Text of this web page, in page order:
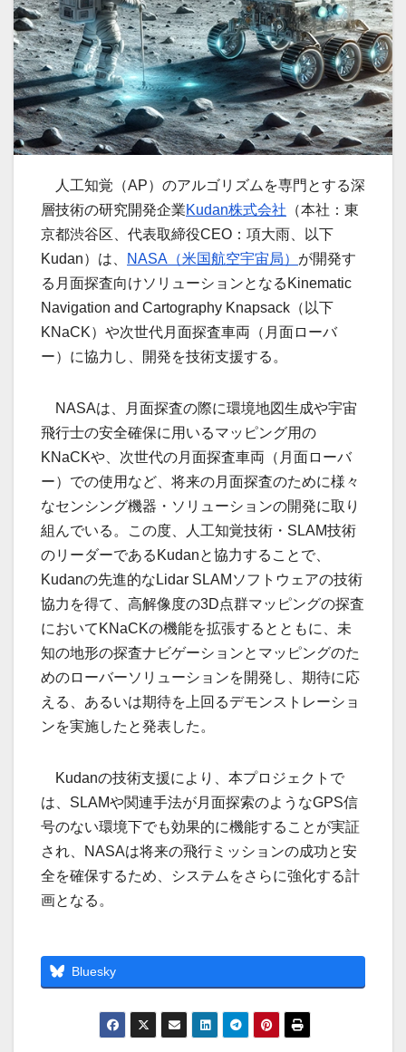
人工知覚（AP）のアルゴリズムを専門とする深
層技術の研究開発企業Kudan株式会社 （本社：東
京都渋谷区、代表取締役CEO：項大雨、以下
Kudan）は、
NASA（米国航空宇宙局） が開発す
る月面探査向けソリューションとなるKinematic
Navigation and Cartography Knapsack（以下
KNaCK）や次世代月面探査車両（月面ローバ
ー）に協力し、開発を技術支援する。
NASAは、月面探査の際に環境地図生成や宇宙
飛行士の安全確保に用いるマッピング用の
KNaCKや、次世代の月面探査車両（月面ローバ
ー）での使用など、将来の月面探査のために様々
なセンシング機器・ソリューションの開発に取り
組んでいる。この度、人工知覚技術・SLAM技術
のリーダーであるKudanと協力することで、
Kudanの先進的なLidar SLAMソフトウェアの技術
協力を得て、高解像度の3D点群マッピングの探査
においてKNaCKの機能を拡張するとともに、未
知の地形の探査ナビゲーションとマッピングのた
めのローバーソリューションを開発し、期待に応
える、あるいは期待を上回るデモンストレーショ
ンを実施したと発表した。
Kudanの技術支援により、本プロジェクトで
は、SLAMや関連手法が月面探索のようなGPS信
号のない環境下でも効果的に機能することが実証
され、NASAは将来の飛行ミッションの成功と安
全を確保するため、システムをさらに強化する計
画となる。
Bluesky